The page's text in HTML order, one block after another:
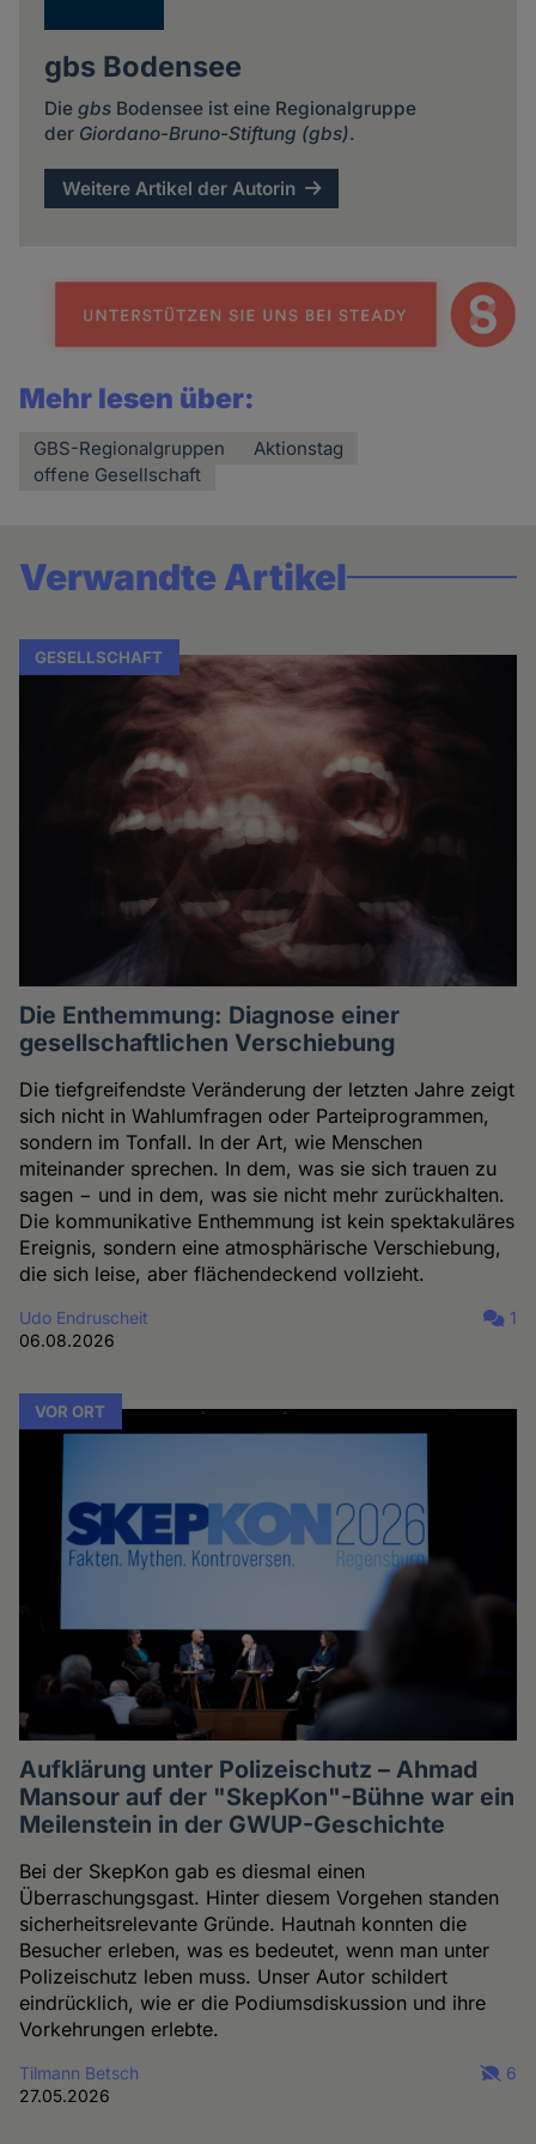
gbs Bodensee
Die gbsBodensee ist eine Regionalgruppe
derGiordano-Bruno-Stiftung (gbs).
Weitere Artikel der Autorin
Mehr lesen über:
GBS-Regionalgruppen
Aktionstag
offene Gesellschaft
Verwandte Artikel
GESELLSCHAFT
Die Enthemmung: Diagnose einer
gesellschaftlichen Verschiebung
Die tiefgreifendste Veränderung der letzten Jahre zeigt
sich nicht in Wahlumfragen oder Parteiprogrammen,
sondern im Tonfall. In der Art, wie Menschen
miteinander sprechen. In dem, was sie sich trauen zu
sagen − und in dem, was sie nicht mehr zurückhalten.
Die kommunikative Enthemmung ist kein spektakuläres
Ereignis, sondern eine atmosphärische Verschiebung,
die sich leise, aber flächendeckend vollzieht.
Udo Endruscheit
06.08.2026
1
VOR ORT
Aufklärung unter Polizeischutz – Ahmad
Mansour auf der "SkepKon"-Bühne war ein
Meilenstein in der GWUP-Geschichte
Bei der SkepKon gab es diesmal einen
Überraschungsgast. Hinter diesem Vorgehen standen
sicherheitsrelevante Gründe. Hautnah konnten die
Besucher erleben, was es bedeutet, wenn man unter
Polizeischutz leben muss. Unser Autor schildert
eindrücklich, wie er die Podiumsdiskussion und ihre
Vorkehrungen erlebte.
Tilmann Betsch
27.05.2026
6